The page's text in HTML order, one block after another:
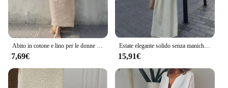
7,69€
Estate elegante solido senza maniche donna Maxi vestito moda scollo a v cerniera sottile cotone lino abiti 2024 Office Lady pendolarismo Robe
15,91€